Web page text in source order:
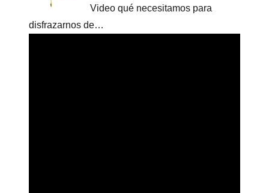
Video qué necesitamos para
disfrazarnos de…